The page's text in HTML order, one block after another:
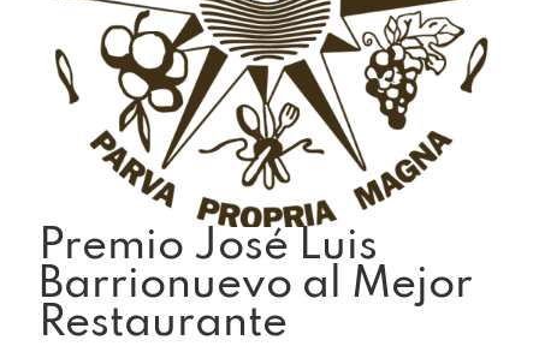
Premio José Luis
Barrionuevo al Mejor
Restaurante